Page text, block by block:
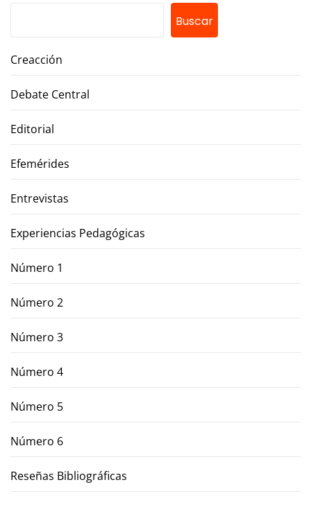
Buscar
Creacción
Debate Central
Editorial
Efemérides
Entrevistas
Experiencias Pedagógicas
Número 1
Número 2
Número 3
Número 4
Número 5
Número 6
Reseñas Bibliográficas